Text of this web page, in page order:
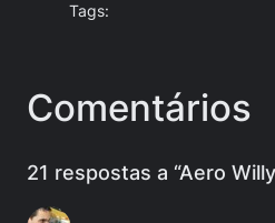
Tags:
Comentários
21 respostas a “Aero